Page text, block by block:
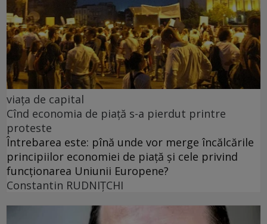
viața de capital
Cînd economia de piață s-a pierdut printre
proteste
Întrebarea este: pînă unde vor merge încălcările
principiilor economiei de piață și cele privind
funcționarea Uniunii Europene?
Constantin RUDNIŢCHI